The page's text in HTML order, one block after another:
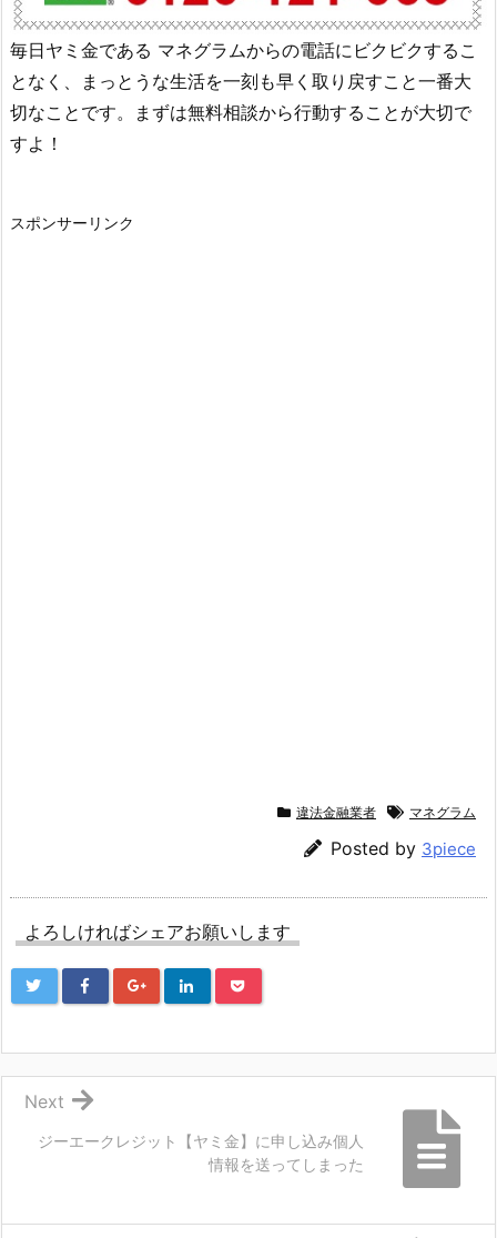
毎日ヤミ金である マネグラムからの電話にビクビクするこ
となく、まっとうな生活を一刻も早く取り戻すこと一番大
切なことです。まずは無料相談から行動することが大切で
すよ！
スポンサーリンク
違法金融業者 マネグラム
Posted by 3piece
よろしければシェアお願いします
ジーエークレジット【ヤミ金】に申し込み個人
情報を送ってしまった
Next